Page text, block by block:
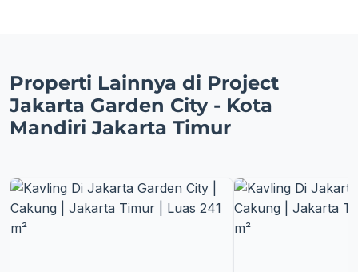
Properti Lainnya di Project
Jakarta Garden City - Kota
Mandiri Jakarta Timur